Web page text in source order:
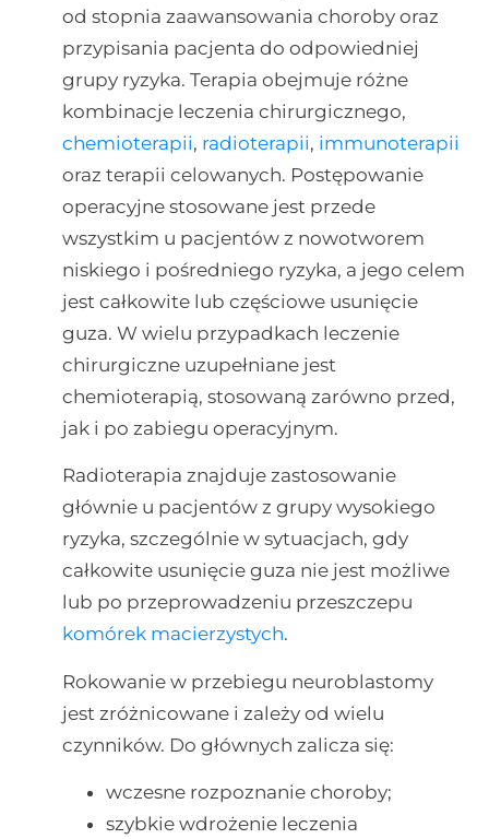
od stopnia zaawansowania choroby oraz
przypisania pacjenta do odpowiedniej
grupy ryzyka. Terapia obejmuje różne
kombinacje leczenia chirurgicznego,
chemioterapii, radioterapii, immunoterapii
oraz terapii celowanych. Postępowanie
operacyjne stosowane jest przede
wszystkim u pacjentów z nowotworem
niskiego i pośredniego ryzyka, a jego celem
jest całkowite lub częściowe usunięcie
guza. W wielu przypadkach leczenie
chirurgiczne uzupełniane jest
chemioterapią, stosowaną zarówno przed,
jak i po zabiegu operacyjnym.
Radioterapia znajduje zastosowanie
głównie u pacjentów z grupy wysokiego
ryzyka, szczególnie w sytuacjach, gdy
całkowite usunięcie guza nie jest możliwe
lub po przeprowadzeniu przeszczepu
komórek macierzystych.
Rokowanie w przebiegu neuroblastomy
jest zróżnicowane i zależy od wielu
czynników. Do głównych zalicza się:
wczesne rozpoznanie choroby;
szybkie wdrożenie leczenia